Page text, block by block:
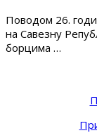
Поводом 26.
на Савезну
борцима …